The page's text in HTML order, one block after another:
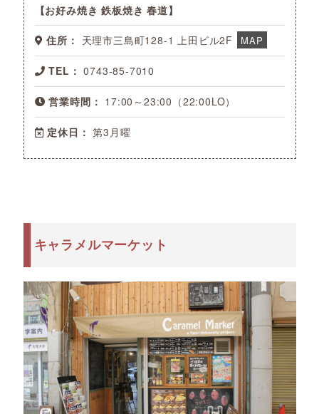
お好み焼き 鉄板焼き 春道
住所： 天理市三島町128-1 上田ビル2F MAP
TEL： 0743-85-7010
営業時間： 17:00～23:00（22:00LO）
定休日： 第3月曜
キャラメルマーケット